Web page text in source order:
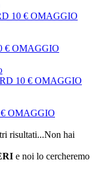
10 € OMAGGIO
€ OMAGGIO
10 € OMAGGIO
OMAGGIO
risultati...Non hai
e noi lo cercheremo